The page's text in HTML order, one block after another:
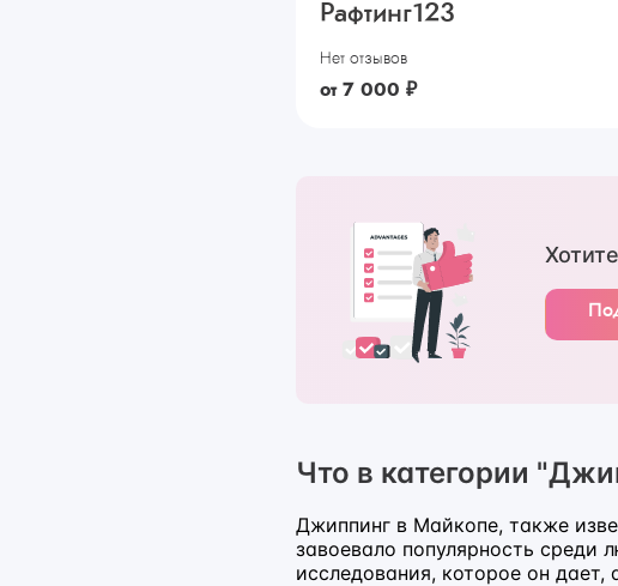
Рафтинг123
Нет отзывов
от 7 000 ₽
Что в категории
Джиппинг в Майкопе, также
завоевало популярность среди
исследования, которое он